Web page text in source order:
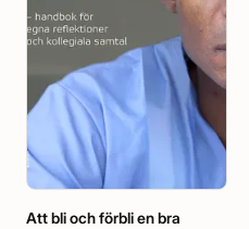
Att bli och förbli en bra